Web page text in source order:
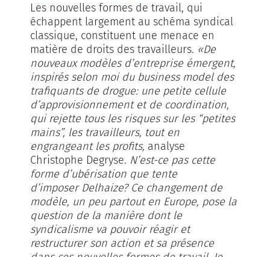
Les nouvelles formes de travail, qui
échappent largement au schéma syndical
classique, constituent une menace en
matière de droits des travailleurs. «De
nouveaux modèles d’entreprise émergent,
inspirés selon moi du business model des
trafiquants de drogue: une petite cellule
d’approvisionnement et de coordination,
qui rejette tous les risques sur les “petites
mains”, les travailleurs, tout en
engrangeant les profits, analyse
Christophe Degryse. N’est-ce pas cette
forme d’ubérisation que tente
d’imposer Delhaize? Ce changement de
modèle, un peu partout en Europe, pose la
question de la manière dont le
syndicalisme va pouvoir réagir et
restructurer son action et sa présence